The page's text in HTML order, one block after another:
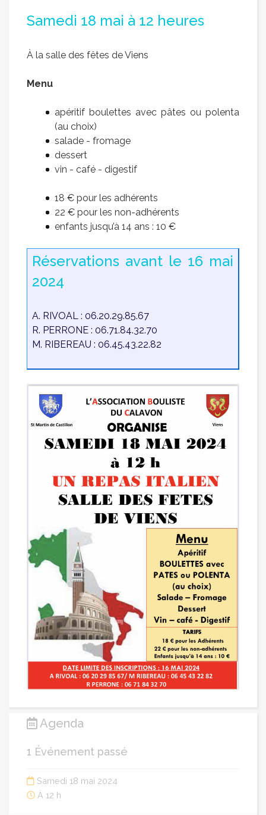
Samedi 18 mai à 12 heures
À la salle des fêtes de Viens
Menu
apéritif boulettes avec pâtes ou polenta
(au choix)
salade - fromage
dessert
vin - café - digestif
18 € pour les adhérents
22 € pour les non-adhérents
enfants jusqu’à 14 ans : 10 €
Réservations avant le 16 mai
2024
A. RIVOAL : 06.20.29.85.67
R. PERRONE : 06.71.84.32.70
M. RIBEREAU : 06.45.43.22.82
Agenda
1 Événement passé
Samedi 18 mai 2024
À 12 h